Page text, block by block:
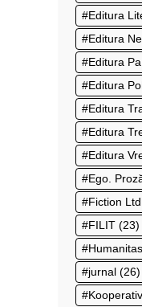
Editura
Editura
Editura
Editura
Editura
Editura
Editura
Ego.
Fiction Ltd
FILIT (23)
Humanitas
jurnal (26)